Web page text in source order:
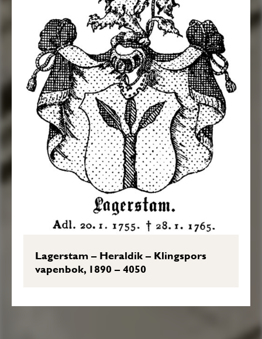
Lagerstam – Heraldik – Klingspors
vapenbok, 1890 – 4050